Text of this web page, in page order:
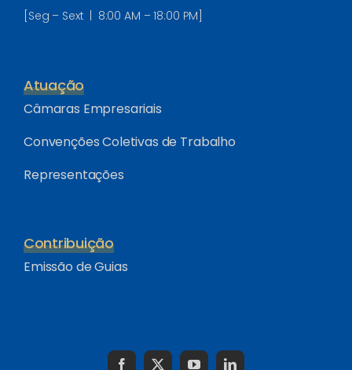
[Seg – Sext | 8:00 AM – 18:00 PM]
Atuação
Câmaras Empresariais
Convenções Coletivas de Trabalho
Representações
Contribuição
Emissão de Guias